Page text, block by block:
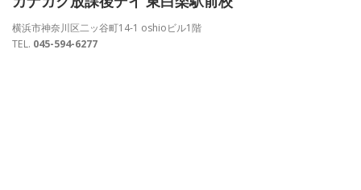
横浜市神奈川区二ッ谷町14-1 oshioビル1階
TEL. 045-594-6277